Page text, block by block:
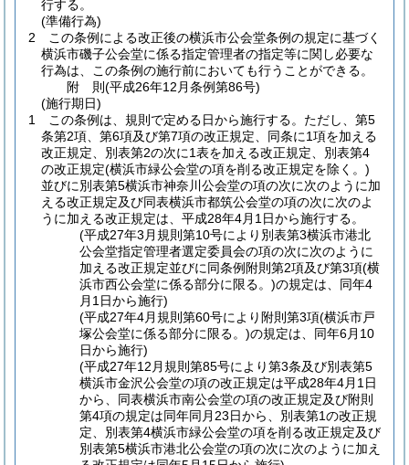
行する。
(準備行為)
2
この条例による改正後の横浜市公会堂条例の規定に基づく
横浜市磯子公会堂に係る指定管理者の指定等に関し必要な
行為は、この条例の施行前においても行うことができる。
附 則(平成26年12月条例第86号)
(施行期日)
1
この条例は、規則で定める日から施行する。 ただし、第5
条第2項、第6項及び第7項の改正規定、同条に1項を加える
改正規定、別表第2の次に1表を加える改正規定、別表第4
の改正規定(横浜市緑公会堂の項を削る改正規定を除く。)
並びに別表第5横浜市神奈川公会堂の項の次に次のように加
える改正規定及び同表横浜市都筑公会堂の項の次に次のよ
うに加える改正規定は、平成28年4月1日から施行する。
(平成27年3月規則第10号により別表第3横浜市港北
公会堂指定管理者選定委員会の項の次に次のように
加える改正規定並びに同条例附則第2項及び第3項(横
浜市西公会堂に係る部分に限る。)の規定は、同年4
月1日から施行)
(平成27年4月規則第60号により附則第3項(横浜市戸
塚公会堂に係る部分に限る。)の規定は、同年6月10
日から施行)
(平成27年12月規則第85号により第3条及び別表第5
横浜市金沢公会堂の項の改正規定は平成28年4月1日
から、同表横浜市南公会堂の項の改正規定及び附則
第4項の規定は同年同月23日から、別表第1の改正規
定、別表第4横浜市緑公会堂の項を削る改正規定及び
別表第5横浜市港北公会堂の項の次に次のように加え